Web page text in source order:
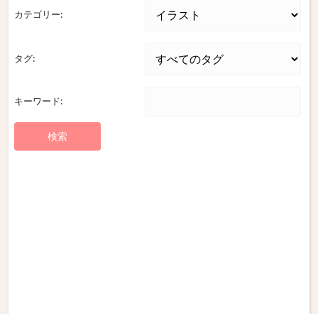
カテゴリー:
タグ:
キーワード: